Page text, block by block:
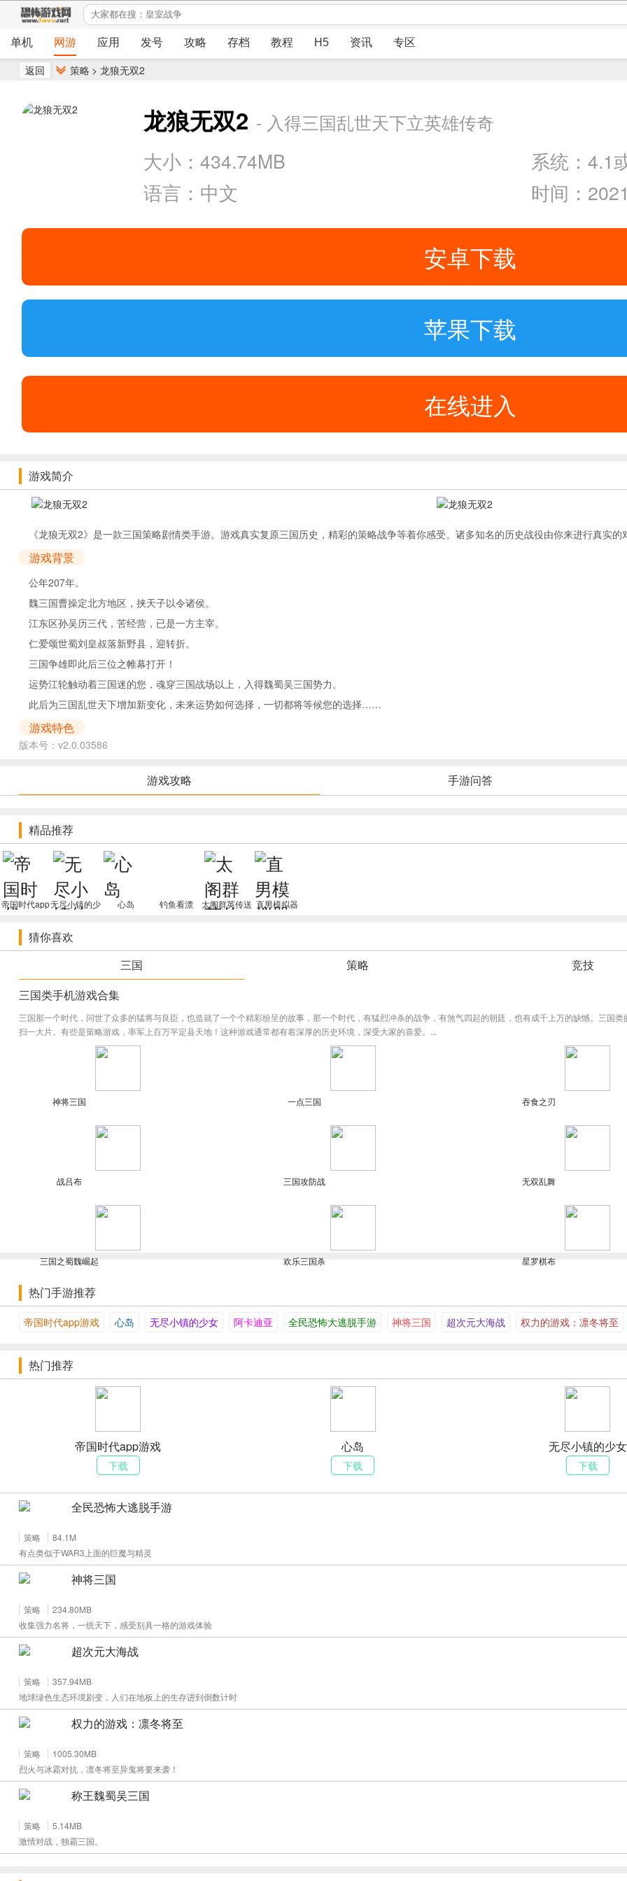
单机 网游 应用 发号 攻略 存档 教程 H5 资讯 专区
返回 策略 > 龙狼无双2
龙狼无双2 - 入得三国乱世天下立英雄传奇
大小：434.74MB
系统：4.1
语言：中文
时间：
安卓下载
苹果下载
在线进入
游戏简介
《龙狼无双2》是一款三国策略剧情类手游。游戏真实复原三国历史，精彩的策略战争等着你感受。诸多知名的历史战役由你来进行真实
游戏背景
公年207年。
魏三国曹操定北方地区，挟天子以令诸侯。
江东区孙吴历三代，苦经营，已是一方主宰。
仁爱颂世蜀刘皇叔落新野县，迎转折。
三国争雄即此后三位之帷幕打开！
运势江轮触动着三国迷的您，魂穿三国战场以上，入得魏蜀吴三国势力。
此后为三国乱世天下增加新变化，未来运势如何选择，一切都将等候您的选择……
游戏特色
正式开服庆典活动，好礼赠送
福利回馈活动，正式开服即送VIP，7日欢乐主题活动好礼拿不断；
首充6元偶遇顶尖资质证书“孙尚香”，曝出福利让您爽到爆！
横版战斗即时操作，手指尖变大，画面超燃。
三十六谋计鼎力支持，让您排兵布阵策略无限，全新升级战斗模式就是让您舒服死了！
三国名将，任您派遣
汉未三国各种名将如数出场，点将台前募名将，横纵战场任您强。
详细人物关系，战场复原
百余名将领人物关系精致，战斗洒脱，专业技能绚丽动画特效迷人，声响中间突显一代名将风采；
战场名胜古迹100%复原，为您展现出原生态恢宏壮美的三国战场！
特别说明
《龙狼无双2》暂无免费下载，敬请关注！
版本号：v2.0.03586
游戏攻略 手游问答
精品推荐
帝国时代app无尽小镇的少
心岛 钓鱼看漂
太阁群英传送 直男模拟器
猜你喜欢
三国
策略
竞技
三国类手机游戏合集
三国那一个时代，问世了众多的猛将与良臣，也造就了一个个精彩纷呈的故事，那一个时代，有猛烈冲杀的战争，有煞气四起的朝廷，也有成千上万的缺憾。三国
扫一大片。有些是策略游戏，率军上百万平定县天地！这种游戏通常都有着深厚的历史环境，深受大家的喜爱。...
神将三国 一点三国 吞食之刃
战吕布 三国攻防战 无双乱舞
三国之蜀魏崛起 欢乐三国杀 星罗棋布
热门手游推荐
帝国时代app游戏 心岛 无尽小镇的少女 阿卡迪亚 全民恐怖大逃脱手游 神将三国 超次元大海战 权力的游戏：凛冬将至
热门推荐
帝国时代app游戏
下载
心岛
下载
无尽小镇的少女
下载
全民恐怖大逃脱手游
策略
84.1M
有点类似于WAR3上面的巨魔与精灵
神将三国
策略
234.80MB
收集强力名将，一统天下，感受别具一格的游戏体验
超次元大海战
策略
357.94MB
地球绿色生态环境剧变，人们在地板上的生存进到倒数计时
权力的游戏：凛冬将至
策略
1005.30MB
烈火与冰霜对抗，凛冬将至异鬼将要来袭！
称王魏蜀吴三国
策略
5.14MB
激情对战，独霸三国。